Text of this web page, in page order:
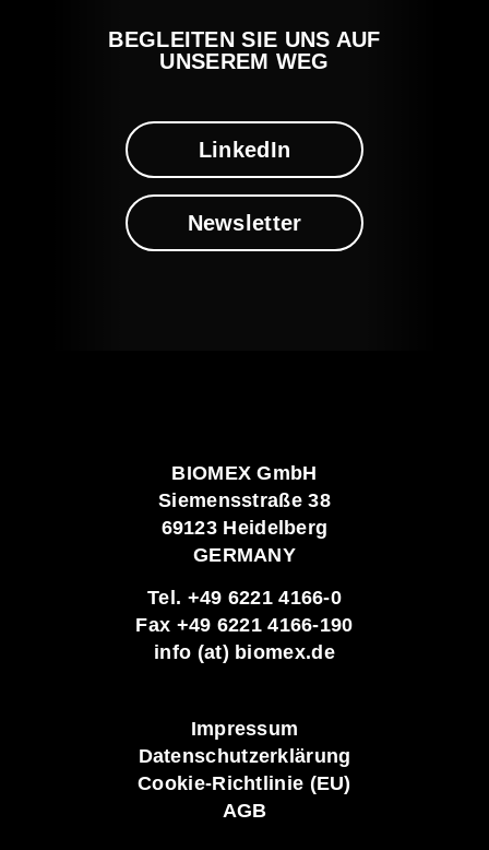
BEGLEITEN SIE UNS AUF
UNSEREM WEG
LinkedIn
Newsletter
BIOMEX GmbH
Siemensstraße 38
69123 Heidelberg
GERMANY
Tel. +49 6221 4166-0
Fax +49 6221 4166-190
info (at) biomex.de
Impressum
Datenschutzerklärung
Cookie-Richtlinie (EU)
AGB